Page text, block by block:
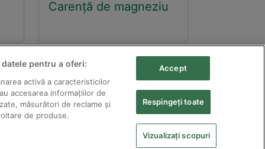
Carență de magneziu
scris al acestora.
pentru a oferi:
activă a caracteristicilor
accesarea informațiilor de
măsurători de reclame și
de produse.
Accept
Respingeți toate
Vizualizați scopuri